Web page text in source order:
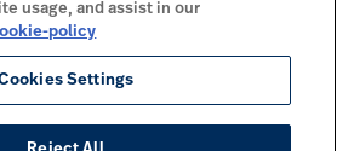
usage, and assist in our
policy
Settings